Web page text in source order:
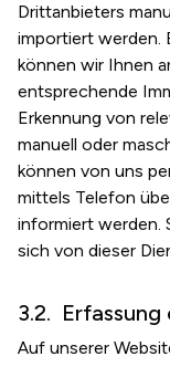
Drittanbieters
importiert werden.
können wir Ihnen
entsprechende
Erkennung von
manuell oder
können von uns
mittels Telefon
informiert werden.
sich von dieser
Erfassung
Auf unserer